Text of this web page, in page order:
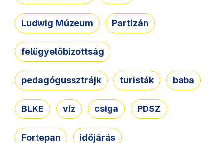
Ludwig Múzeum Partizán
felügyelőbizottság
pedagógussztrájk turisták baba
BLKE víz csiga PDSZ
Fortepan időjárás